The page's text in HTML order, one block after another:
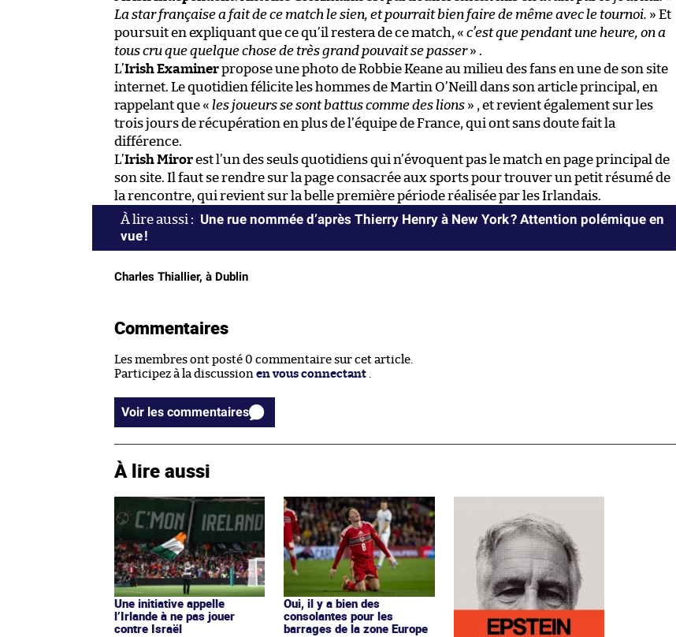
La star française a fait de ce match le sien, et pourrait bien faire de même avec le tournoi. » Et
poursuit en expliquant que ce qu’il restera de ce match, « c’est que pendant une heure, on a
tous cru que quelque chose de très grand pouvait se passer» .
L’Irish Examinerpropose une photo de Robbie Keane au milieu des fans en une de son site
internet. Le quotidien félicite les hommes de Martin O’Neill dans son article principal, en
rappelant que « les joueurs se sont battus comme des lions » , et revient également sur les
trois jours de récupération en plus de l’équipe de France, qui ont sans doute fait la
différence.
L’Irish Mirorest l’un des seuls quotidiens qui n’évoquent pas le match en page principal de
son site. Il faut se rendre sur la page consacrée aux sports pour trouver un petit résumé de
la rencontre, qui revient sur la belle première période réalisée par les Irlandais.
Une rue nommée d’après Thierry Henry à New York ? Attention polémique en
vue !
Charles Thiallier, à Dublin
Commentaires
Les membres ont posté 0 commentaire sur cet article.
Participez à la discussion en vous connectant
Voir les commentaires
À lire aussi
Une initiative appelle
l’Irlande à ne pas jouer
contre Israël
Oui, il y a bien des
consolantes pour les
barrages de la zone Europe